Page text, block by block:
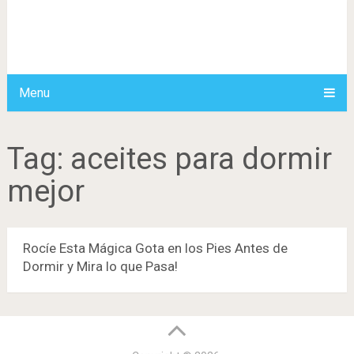
Menu
Tag: aceites para dormir
mejor
Rocíe Esta Mágica Gota en los Pies Antes de
Dormir y Mira lo que Pasa!